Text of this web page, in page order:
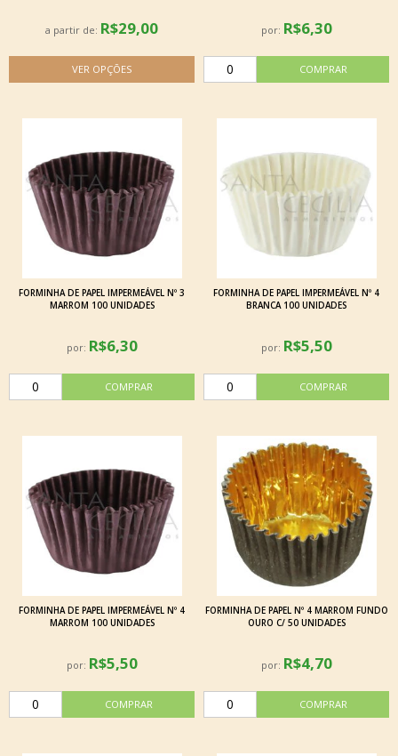
a partir de: R$29,00 por: R$6,30
FORMINHA DE PAPEL IMPERMEÁVEL Nº 3
MARROM 100 UNIDADES
por: R$6,30
FORMINHA DE PAPEL IMPERMEÁVEL Nº 4
BRANCA 100 UNIDADES
por: R$5,50
FORMINHA DE PAPEL IMPERMEÁVEL Nº 4
MARROM 100 UNIDADES
por: R$5,50
FORMINHA DE PAPEL Nº 4 MARROM FUNDO
OURO C/ 50 UNIDADES
por: R$4,70